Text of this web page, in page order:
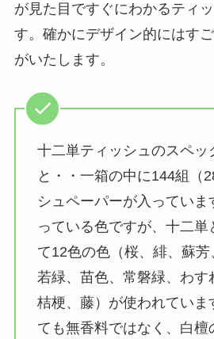
が見た目ですぐにわかるティ
す。確かにデザイン的にはす
がいたします。
十二単ティッシュのスペッ
と・・一箱の中に144組（
シュペーパーが入っていま
っている色ですが、十二単
て12色の色（桜、緋、蘇芳
若緑、苗色、常磐緑、わす
桔梗、藤）が使われていま
ても無香料ではなく、白檀